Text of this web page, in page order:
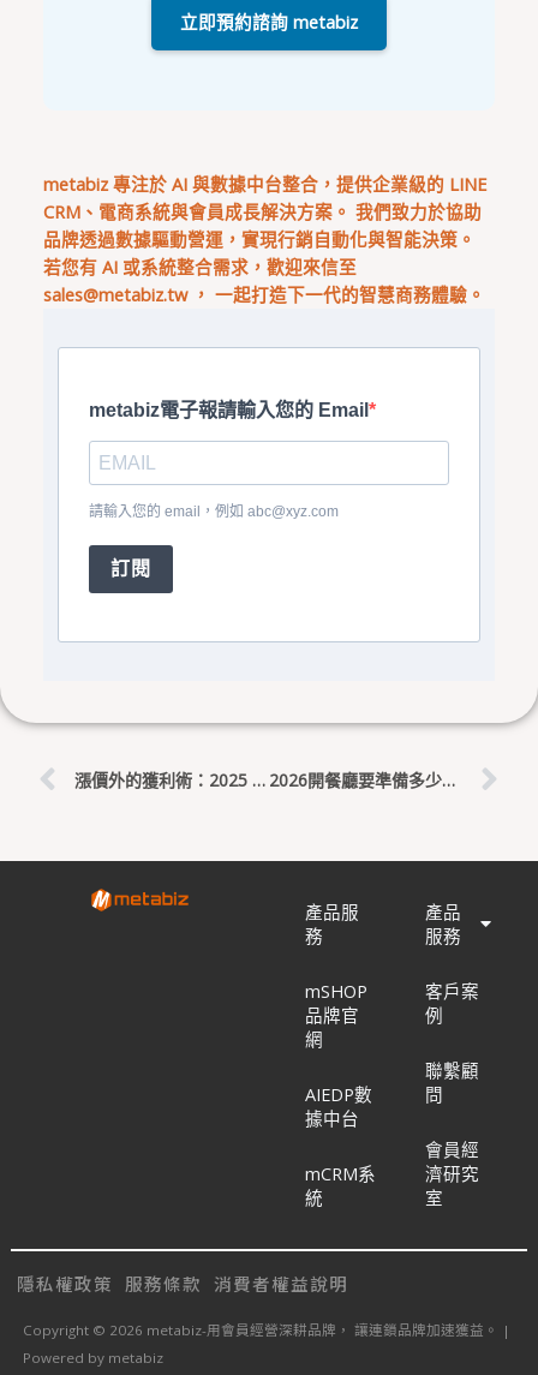
立即預約諮詢 metabiz
metabiz 專注於 AI 與數據中台整合，提供企業級的 LINE
CRM、電商系統與會員成長解決方案。 我們致力於協助
品牌透過數據驅動營運，實現行銷自動化與智能決策。
若您有 AI 或系統整合需求，歡迎來信至
sales@metabiz.tw， 一起打造下一代的智慧商務體驗。
metabiz電子報請輸入您的 Email
請輸入您的 email，例如 abc@xyz.com
訂閱
漲價外的獲利術：2025 餐飲業如何靠 AI 智能推薦提升客單價 (AOV) 2026開餐廳要準備多少錢？一張表算給你看（含隱形成本揭秘）
產品服
務
mSHOP
品牌官
網
AIEDP數
據中台
mCRM系
統
產品
服務
客戶案
例
聯繫顧
問
會員經
濟研究
室
Copyright © 2026 metabiz-用會員經營深耕品牌， 讓連鎖品牌加速獲益。 |
Powered by metabiz
隱私權政策 服務條款 消費者權益說明